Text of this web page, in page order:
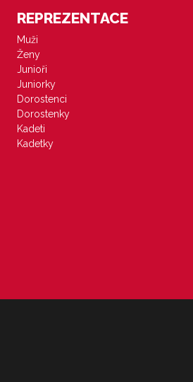
REPREZENTACE
Muži
Ženy
Junioři
Juniorky
Dorostenci
Dorostenky
Kadeti
Kadetky